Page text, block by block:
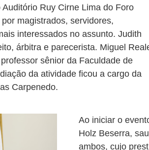
Ruy Cirne Lima do Foro
magistrados, servidores,
interessados no assunto. Judith
árbitra e parecerista. Miguel
sênior da Faculdade de
da atividade ficou a cargo da
Carpenedo.
Ao iniciar o
Holz Beserra,
ambos, cujo